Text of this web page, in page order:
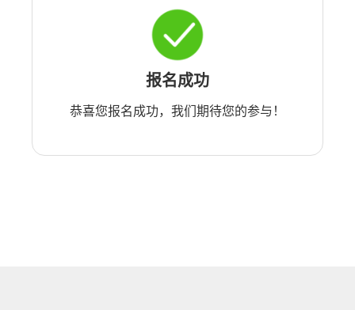
报名成功
恭喜您报名成功，我们期待您的参与！